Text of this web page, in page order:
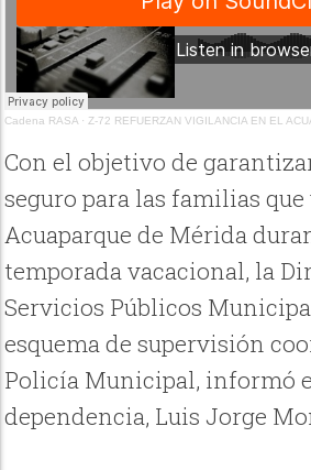
Cadena RASA ·Z-72 REFUERZAN VIGILANCIA EN EL
Con el objetivo de
seguro para las familias
Acuaparque de Mérida
temporada vacacional, la
Servicios Públicos
esquema de supervisión
Policía Municipal, informó
dependencia, Luis Jorge